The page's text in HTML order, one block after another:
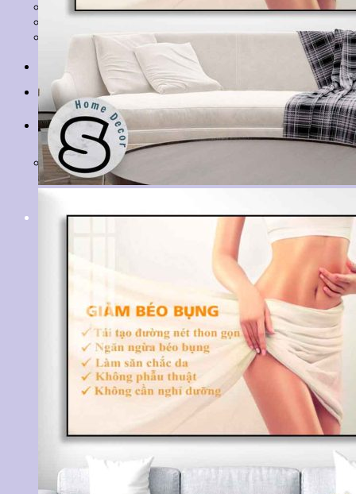
Tranh Lá Cây
Tranh Cá Chép
Tranh Thuỷ Mặc
Tranh Con Hổ
Liên hệ
Giỏ hàng
Chưa có sản phẩm trong giỏ hàng.
Tìm
kiếm: